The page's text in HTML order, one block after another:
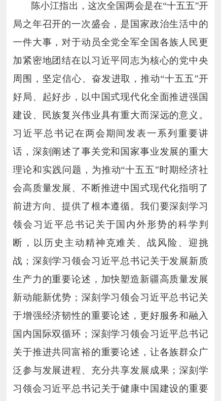
陈小江指出，这次全国两会是在“十五五”开
局之年召开的一次盛会，是国家政治生活中的
一件大事，对于动员全党全军全国各族人民更
加紧密地团结在以习近平同志为核心的党中央
周围，坚定信心、奋发进取，推动“十五五”开
好局、起好步，以中国式现代化全面推进强国
建设、民族复兴伟业具有重大而深远的意义。
习近平总书记在两会期间发表一系列重要讲
话，深刻阐述了事关党和国家事业发展的重大
理论和实践问题，为推动“十五五”时期经济社
会高质量发展、不断推进中国式现代化指明了
前进方向、提供了根本遵循。我们要深刻学习
领会习近平总书记关于国内外形势的科学判
断，以历史主动精神克难关、战风险、迎挑
战；深刻学习领会习近平总书记关于发展新质
生产力的重要论述，加快塑造新疆高质量发展
新动能新优势；深刻学习领会习近平总书记关
于增强经济韧性的重要论述，更好服务和融入
国内国际双循环；深刻学习领会习近平总书记
关于推进共同富裕的重要论述，让各族群众广
泛参与发展进程、充分共享发展成果；深刻学
习领会习近平总书记关于健康中国建设的重要